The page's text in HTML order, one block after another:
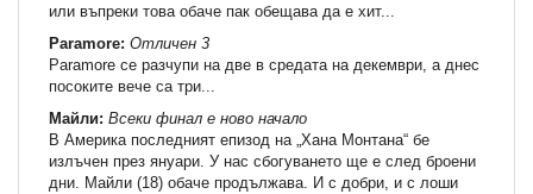
или въпреки това обаче пак обещава да е хит...
Paramore: Отличен 3
Paramore се разчупи на две в средата на декември, а днес
посоките вече са три...
Майли: Всеки финал е ново начало
В Америка последният епизод на „Хана Монтана“ бе
излъчен през януари. У нас сбогуването ще е след броени
дни. Майли (18) обаче продължава. И с добри, и с лоши